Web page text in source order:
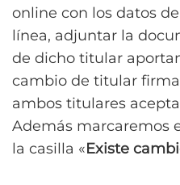
online con los datos
línea, adjuntar la
de dicho titular
cambio de titular
ambos titulares
Además marcaremos
la casilla «Existe